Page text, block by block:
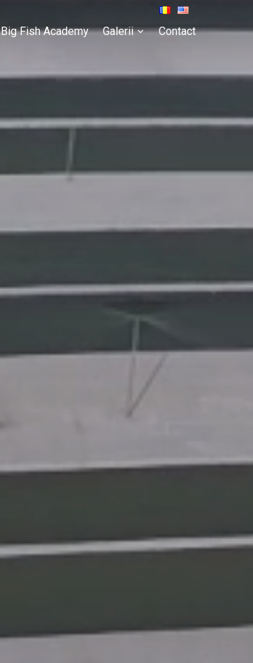
Big Fish Academy Galerii Contact